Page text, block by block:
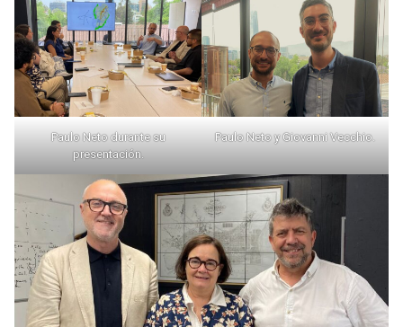
Paulo Neto durante su
presentación.
Paulo Neto y Giovanni Vecchio.